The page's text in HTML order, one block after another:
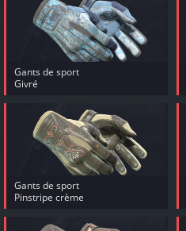
Gants de sport
Givré
Gants de sport
Pinstripe crème